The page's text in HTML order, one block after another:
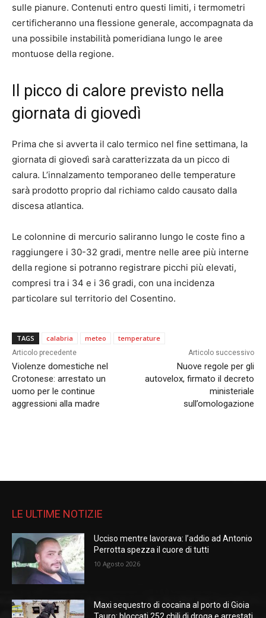
sulle pianure. Contenuti entro questi limiti, i termometri
certificheranno una flessione generale, accompagnata da
una possibile instabilità pomeridiana lungo le aree
montuose della regione.
Il picco di calore previsto nella
giornata di giovedì
Prima che si avverta il calo termico nel fine settimana, la
giornata di giovedì sarà caratterizzata da un picco di
calura. L’innalzamento temporaneo delle temperature
sarà prodotto proprio dal richiamo caldo causato dalla
discesa atlantica.
Le colonnine di mercurio saliranno lungo le coste fino a
raggiungere i 30-32 gradi, mentre nelle aree più interne
della regione si potranno registrare picchi più elevati,
compresi tra i 34 e i 36 gradi, con una incidenza
particolare sul territorio del Cosentino.
TAGS calabria meteo temperature
Articolo precedente
Violenze domestiche nel
Crotonese: arrestato un
uomo per le continue
aggressioni alla madre
Articolo successivo
Nuove regole per gli
autovelox, firmato il decreto
ministeriale
sull’omologazione
LE ULTIME NOTIZIE
Ucciso mentre lavorava: l’addio ad Antonio
Perrotta spezza il cuore di tutti
10 Agosto 2026
Maxi sequestro di cocaina al porto di Gioia
Tauro: bloccati 252 chili di droga e arrestati